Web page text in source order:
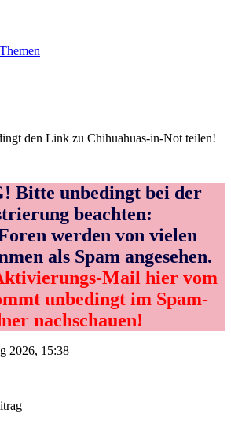
den Link zu Chihuahuas-in-Not teilen!
Bitte unbedingt bei der
beachten:
werden von vielen
als Spam angesehen.
Mail hier vom
unbedingt im Spam-
nachschauen!
2026, 15:38